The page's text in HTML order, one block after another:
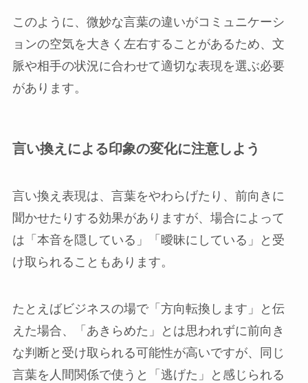
このように、微妙な言葉の違いがコミュニケーシ
ョンの空気を大きく左右することがあるため、文
脈や相手の状況に合わせて適切な表現を選ぶ必要
があります。
言い換えによる印象の変化に注意しよう
言い換え表現は、言葉をやわらげたり、前向きに
聞かせたりする効果がありますが、場合によって
は「本音を隠している」「曖昧にしている」と受
け取られることもあります。
たとえばビジネスの場で「方向転換します」と伝
えた場合、「あきらめた」とは思われずに前向き
な判断と受け取られる可能性が高いですが、同じ
言葉を人間関係で使うと「逃げた」と感じられる